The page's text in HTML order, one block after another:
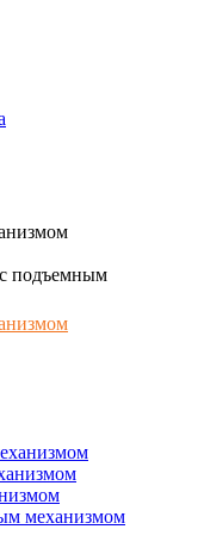
подъемным
механизмом